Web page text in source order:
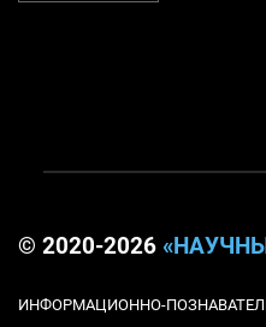
© 2020-2026
ИНФОРМАЦИОННО-